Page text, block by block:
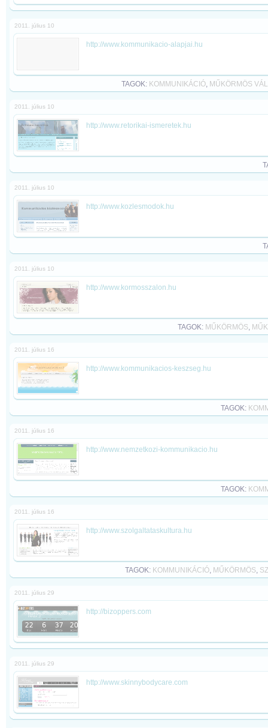
2011. július 10
http://www.kommunikacio-alapjai.hu
TAGOK: KOMMUNIKÁCIÓ, MŰKÖRMÖS
2011. július 10
http://www.retorikai-ismeretek.hu
2011. július 10
http://www.kozlesmodok.hu
2011. július 10
http://www.kormosszalon.hu
TAGOK: MŰKÖRMÖS,
2011. július 16
http://www.kommunikacios-keszseg.hu
TAGOK:
2011. július 16
http://www.nemzetkozi-kommunikacio.hu
TAGOK:
2011. július 16
http://www.szolgaltataskultura.hu
TAGOK: KOMMUNIKÁCIÓ, MŰKÖRMÖS,
2011. július 29
http://bizoppers.com
2011. július 29
http://www.skinnybodycare.com